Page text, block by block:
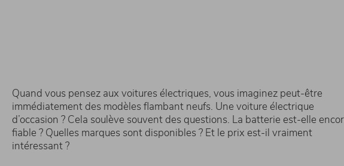
Quand vous pensez aux voitures électriques, vous imaginez peut-être
immédiatement des modèles flambant neufs. Une voiture électrique
d’occasion ? Cela soulève souvent des questions. La batterie est-elle
fiable ? Quelles marques sont disponibles ? Et le prix est-il vraiment
intéressant ?